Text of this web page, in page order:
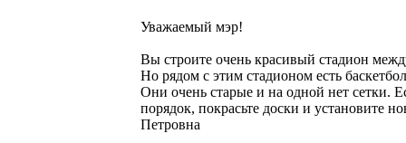
Уважаемый мэр!
Вы строите очень красивый стадион
Но рядом с этим стадионом есть
Они очень старые и на одной нет сетки.
порядок, покрасьте доски и установите
Петровна